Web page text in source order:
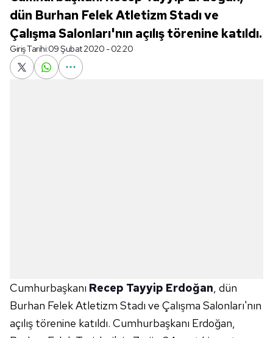
dün Burhan Felek Atletizm Stadı ve
Çalışma Salonları'nın açılış törenine katıldı.
Giriş Tarihi:09 Şubat 2020 - 02:20
Cumhurbaşkanı Recep Tayyip Erdoğan, dün
Burhan Felek Atletizm Stadı ve Çalışma Salonları'nın
açılış törenine katıldı. Cumhurbaşkanı Erdoğan,